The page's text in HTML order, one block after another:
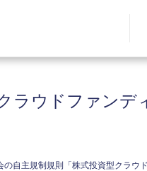
ラウドファンデ
の自主規制規則「株式投資型クラ